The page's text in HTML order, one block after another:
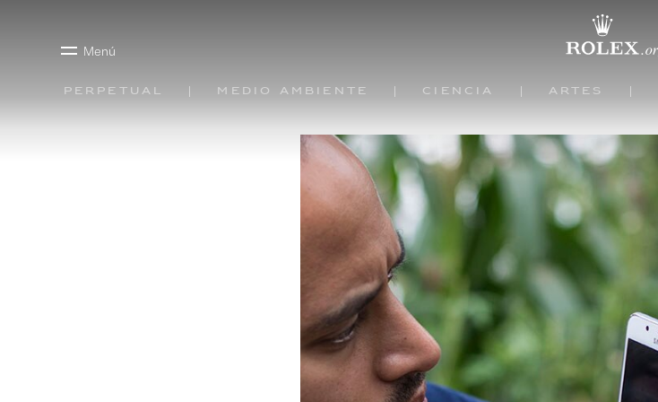
Menú
Perpetual Medio ambiente Ciencia Artes